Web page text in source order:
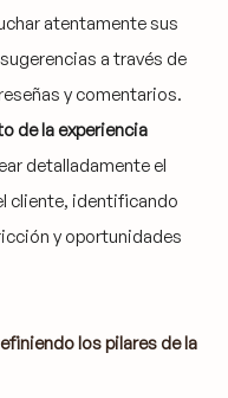
atentamente sus
a través de
y comentarios.
de la experiencia
detalladamente el
cliente, identificando
y oportunidades
los pilares de la